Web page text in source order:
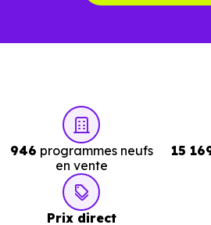
de résidences secondaires.
Avec 63.4 % de propriétaires et
potentiel locatif à prendre en
d'investissement ou d'achat de
Acheter dans le neuf ou
Claye-Souilly (77410) :
946 programmes neufs
en vente
15
Prix direct